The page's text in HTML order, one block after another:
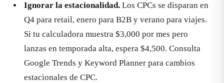
Ignorar la estacionalidad. Los CPCs se disparan en
Q4 para retail, enero para B2B y verano para viajes.
Si tu calculadora muestra $3,000 por mes pero
lanzas en temporada alta, espera $4,500. Consulta
Google Trends y Keyword Planner para cambios
estacionales de CPC.